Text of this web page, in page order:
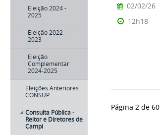
Eleição 2024 -
2025
Eleição 2022 -
2023
Eleição
Complementar
2024-2025
Eleições Anteriores
CONSUP
Consulta Pública -
Reitor e Diretores de
Campi
02/02/26
12h18
Página 2 de 60